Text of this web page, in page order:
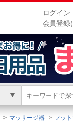
ログイン
会員登録
マッサージ器 フッ